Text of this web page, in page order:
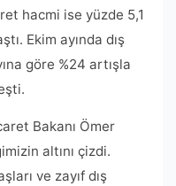
hacmi ise yüzde 5,1
Ekim ayında dış
göre %24 artışla
Bakanı Ömer
altını çizdi.
ve zayıf dış